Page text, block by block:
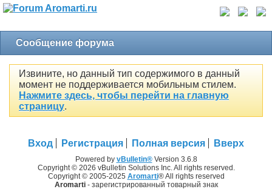
Сообщение форума
Извините, но данный тип содержимого в данный
момент не поддерживается мобильным стилем.
Нажмите здесь, чтобы перейти на главную
страницу.
Вход Регистрация Полная версия Вверх
Powered by vBulletin®Version 3.6.8
Copyright © 2026 vBulletin Solutions Inc. All rights reserved.
Copyright © 2005-2025 Aromarti® All rights reserved
Aromarti- зарегистрированный товарный знак